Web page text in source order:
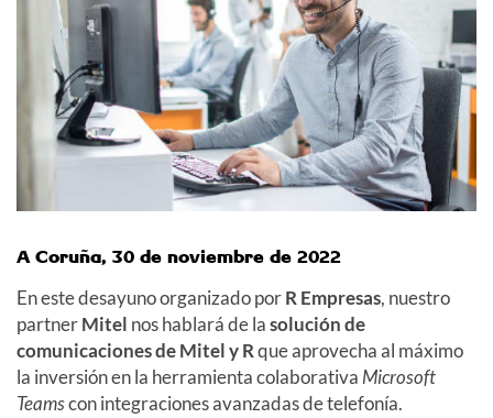
A Coruña, 30 de noviembre de 2022
En este desayuno organizado porR Empresas, nuestro
partnerMitel nos hablará de lasolución de
comunicaciones de Mitel y Rque aprovecha al máximo
la inversión en la herramienta colaborativa Microsoft
Teamscon integraciones avanzadas de telefonía.